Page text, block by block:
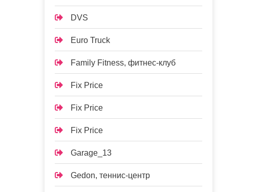
DVS
Euro Truck
Family Fitness, фитнес-клуб
Fix Price
Fix Price
Fix Price
Garage_13
Gedon, теннис-центр